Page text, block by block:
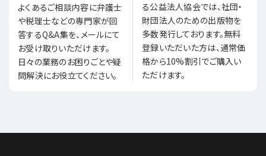
よくあるご相談内容に弁護士
や税理士などの専門家が回
答するQ&A集を、メールにて
お受け取りいただけます。
日々の業務のお困りごとや疑
問解決にお役立てください。
る公益法人協会では、社団・
財団法人のための出版物を
多数発行しております。無料
登録いただいた方は、通常価
格から10%割引でご購入い
ただけます。